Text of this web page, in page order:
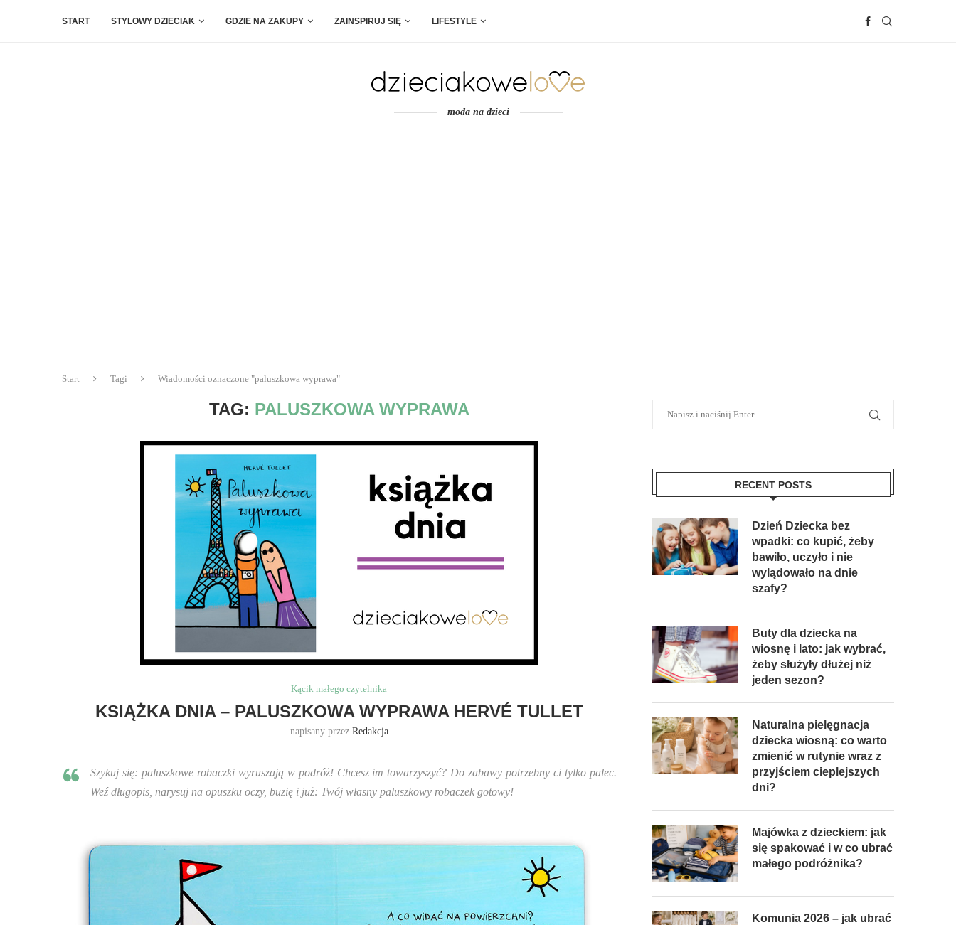
START STYLOWY DZIECIAK GDZIE NA ZAKUPY ZAINSPIRUJ SIĘ LIFESTYLE
moda na dzieci
Start Tagi Wiadomości oznaczone "paluszkowa wyprawa"
TAG: PALUSZKOWA WYPRAWA
Kącik małego czytelnika
KSIĄŻKA DNIA – PALUSZKOWA WYPRAWA HERVÉ TULLET
napisany przez Redakcja
Szykuj się: paluszkowe robaczki wyruszają w podróż! Chcesz im towarzyszyć? Do zabawy potrzebny ci tylko palec.
Weź długopis, narysuj na opuszku oczy, buzię i już: Twój własny paluszkowy robaczek gotowy!
RECENT POSTS
Dzień Dziecka bez
wpadki: co kupić, żeby
bawiło, uczyło i nie
wylądowało na dnie
szafy?
Buty dla dziecka na
wiosnę i lato: jak wybrać,
żeby służyły dłużej niż
jeden sezon?
Naturalna pielęgnacja
dziecka wiosną: co warto
zmienić w rutynie wraz z
przyjściem cieplejszych
dni?
Majówka z dzieckiem: jak
się spakować i w co ubrać
małego podróżnika?
Komunia 2026 – jak ubrać